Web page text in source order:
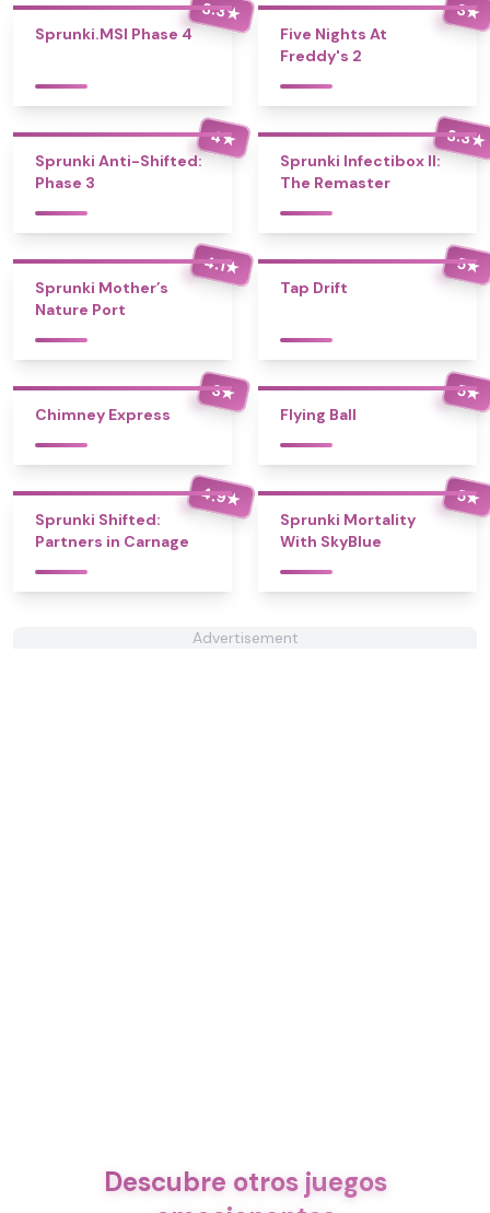
3.3★
Sprunki.MSI Phase 4
3★
Five Nights At
Freddy's 2
4★
Sprunki Anti-Shifted:
Phase 3
3.3★
Sprunki Infectibox II:
The Remaster
4.1★
Sprunki Mother’s
Nature Port
5★
Tap Drift
3★
Chimney Express
5★
Flying Ball
4.9★
Sprunki Shifted:
Partners in Carnage
5★
Sprunki Mortality
With SkyBlue
Advertisement
Descubre otros juegos